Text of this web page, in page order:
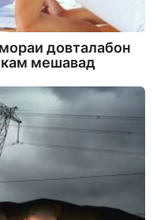
довталабон
кам мешавад